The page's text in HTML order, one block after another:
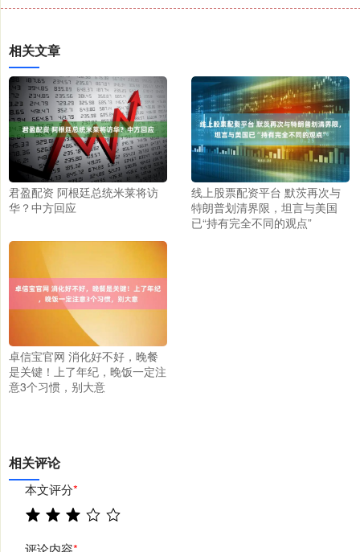
相关文章
君盈配资 阿根廷总统米莱将访
华？中方回应
线上股票配资平台 默茨再次与
特朗普划清界限，坦言与美国
已“持有完全不同的观点”
卓信宝官网 消化好不好，晚餐
是关键！上了年纪，晚饭一定注
意3个习惯，别大意
相关评论
本文评分*
评论内容*